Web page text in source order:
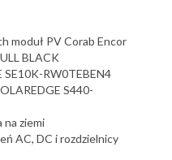
moduł PV Corab Encor
BLACK
SE10K-RW0TEBEN4
S440-
na ziemi
AC, DC i rozdzielnicy